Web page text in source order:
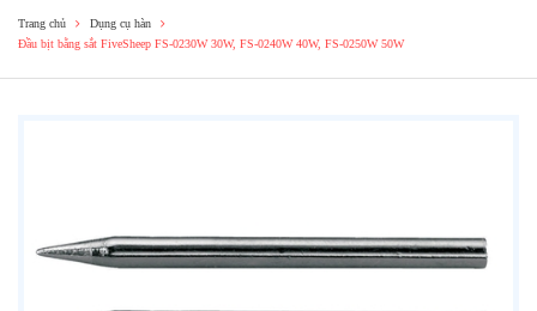
Trang chủ
Dụng cụ hàn
Đầu bịt bằng sắt FiveSheep FS-0230W 30W, FS-0240W 40W, FS-0250W 50W